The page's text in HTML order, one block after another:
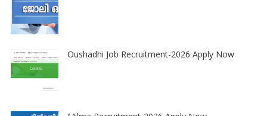
Oushadhi Job Recruitment-2026 Apply Now